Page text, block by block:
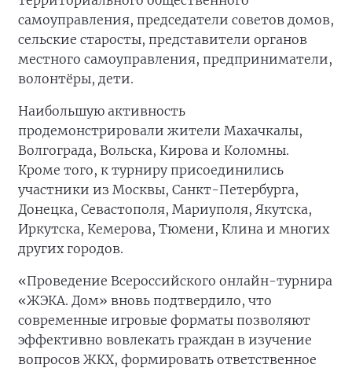
самоуправления, председатели советов домов,
сельские старосты, представители органов
местного самоуправления, предприниматели,
волонтёры, дети.
Наибольшую активность
продемонстрировали жители Махачкалы,
Волгограда, Вольска, Кирова и Коломны.
Кроме того, к турниру присоединились
участники из Москвы, Санкт-Петербурга,
Донецка, Севастополя, Мариуполя, Якутска,
Иркутска, Кемерова, Тюмени, Клина и многих
других городов.
«Проведение Всероссийского онлайн-турнира
«ЖЭКА. Дом» вновь подтвердило, что
современные игровые форматы позволяют
эффективно вовлекать граждан в изучение
вопросов ЖКХ, формировать ответственное